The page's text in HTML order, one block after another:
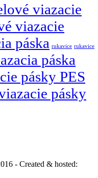
viazacie
viazacie
páska rukavice rukavice
páska
pásky PES
pásky
- Created & hosted: